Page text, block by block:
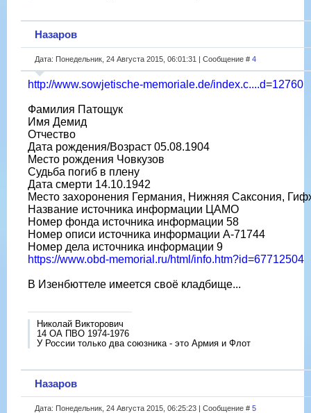
Назаров
Дата: Понедельник, 24 Августа 2015, 06:01:31 | Сообщение # 4
http://www.sowjetische-memoriale.de/index.c....d=12760
Фамилия Патощук
Имя Демид
Отчество
Дата рождения/Возраст 05.08.1904
Место рождения Човкузов
Судьба погиб в плену
Дата смерти 14.10.1942
Место захоронения Германия, Нижняя Саксония,
Название источника информации ЦАМО
Номер фонда источника информации 58
Номер описи источника информации A-71744
Номер дела источника информации 9
https://www.obd-memorial.ru/html/info.htm?id=67712504
В Изенбюттеле имеется своё кладбище...
Николай Викторович
14 ОА ПВО 1974-1976
У России только два союзника - это Армия и Флот
Назаров
Дата: Понедельник, 24 Августа 2015, 06:25:23 | Сообщение # 5